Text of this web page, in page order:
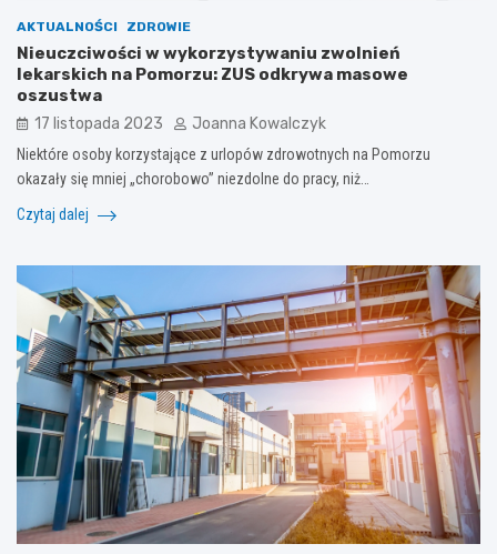
AKTUALNOŚCI ZDROWIE
Nieuczciwości w wykorzystywaniu zwolnień
lekarskich na Pomorzu: ZUS odkrywa masowe
oszustwa
17 listopada 2023 Joanna Kowalczyk
Niektóre osoby korzystające z urlopów zdrowotnych na Pomorzu
okazały się mniej „chorobowo” niezdolne do pracy, niż…
Czytaj dalej